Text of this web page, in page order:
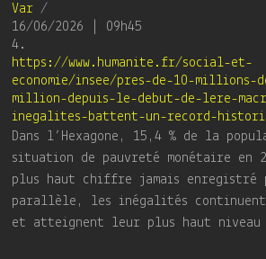
Var /
16/06/2026 | 09h45
4.
https://www.humanite.fr/social-et-
economie/insee/pres-de-10-millions-
million-depuis-le-debut-de-lere-
inegalites-battent-un-record-
Dans l’Hexagone, 15,4 % de la
situation de pauvreté monétaire en
plus haut chiffre jamais enregistré
parallèle, les inégalités continuent
et atteignent leur plus haut niveau